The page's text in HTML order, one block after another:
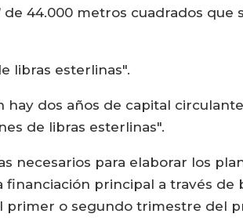
de 44.000 metros cuadrados que
libras esterlinas".
hay dos años de capital circulante
de libras esterlinas".
necesarios para elaborar los
principal a través de
primer o segundo trimestre del